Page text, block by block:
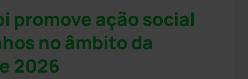
promove ação social
no âmbito da
2026